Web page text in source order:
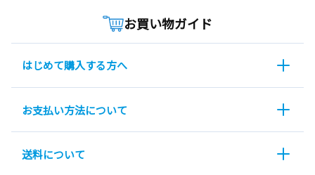
お買い物ガイド
はじめて購入する方へ
お支払い方法について
送料について